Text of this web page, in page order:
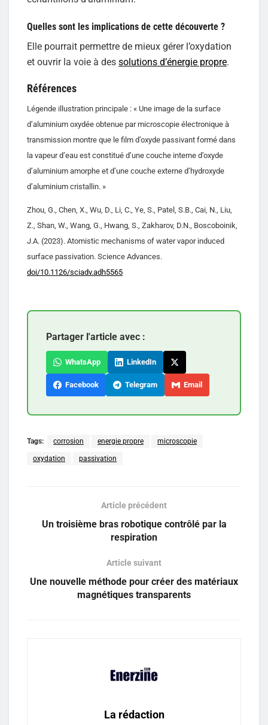
Quelles sont les implications de cette découverte ?
Elle pourrait permettre de mieux gérer l’oxydation
et ouvrir la voie à des solutions d’énergie propre.
Références
Légende illustration principale : « Une image de la surface
d’aluminium oxydée obtenue par microscopie électronique à
transmission montre que le film d’oxyde passivant formé dans
la vapeur d’eau est constitué d’une couche interne d’oxyde
d’aluminium amorphe et d’une couche externe d’hydroxyde
d’aluminium cristallin. »
Zhou, G., Chen, X., Wu, D., Li, C., Ye, S., Patel, S.B., Cai, N., Liu,
Z., Shan, W., Wang, G., Hwang, S., Zakharov, D.N., Boscoboinik,
J.A. (2023). Atomistic mechanisms of water vapor induced
surface passivation. Science Advances.
doi/10.1126/sciadv.adh5565
Partager l'article avec :
WhatsApp LinkedIn
Facebook Telegram Email
Tags: corrosion energie propre microscopie
oxydation passivation
Article précédent
Un troisième bras robotique contrôlé par la
respiration
Article suivant
Une nouvelle méthode pour créer des matériaux
magnétiques transparents
La rédaction